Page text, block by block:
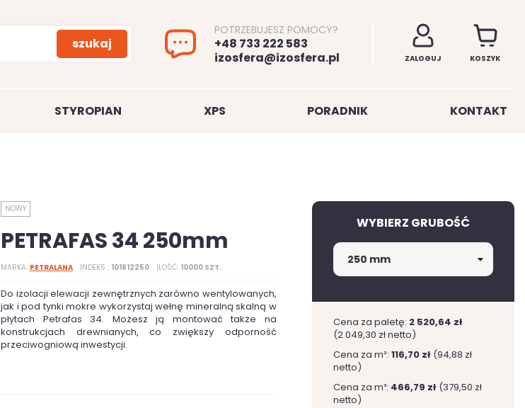
szukaj
POTRZEBUJESZ POMOCY?
+48 733 222 583
izosfera@izosfera.pl
ZALOGUJ KOSZYK
STYROPIAN XPS PORADNIK KONTAKT
NOWY
PETRAFAS 34 250mm
MARKA PETRALANA INDEKS 101812250 ILOŚĆ 10000 SZT.
Do izolacji elewacji zewnętrznych zarówno wentylowanych,
jak i pod tynki mokre wykorzystaj wełnę mineralną skalną w
płytach Petrafas 34. Możesz ją montować także na
konstrukcjach drewnianych, co zwiększy odporność
przeciwogniową inwestycji.
WYBIERZ GRUBOŚĆ
Cena za paletę: 2 520,64 zł
(2 049,30 zł netto)
Cena za m²: 116,70 zł (94,88 zł
netto)
Cena za m³: 466,79 zł (379,50 zł
netto)